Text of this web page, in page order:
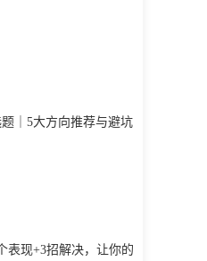
｜5大方向推荐与避坑
表现+3招解决，让你的